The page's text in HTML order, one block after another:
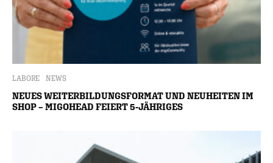
LABORE NEWS
NEUES WEITERBILDUNGSFORMAT UND NEUHEITEN IM
SHOP – MIGOHEAD FEIERT 5-JÄHRIGES